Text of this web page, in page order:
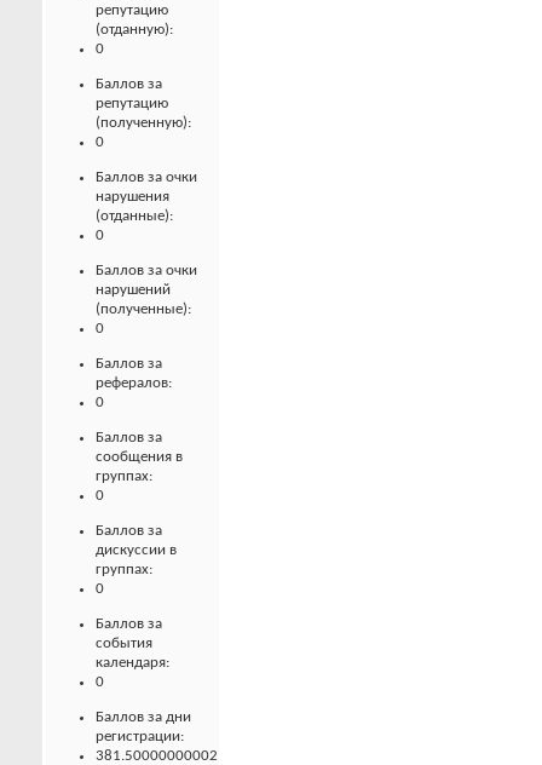
репутацию
(отданную):
0
Баллов за
репутацию
(полученную):
0
Баллов за очки
нарушения
(отданные):
0
Баллов за очки
нарушений
(полученные):
0
Баллов за
рефералов:
0
Баллов за
сообщения в
группах:
0
Баллов за
дискуссии в
группах:
0
Баллов за
события
календаря:
0
Баллов за дни
регистрации:
381.50000000002